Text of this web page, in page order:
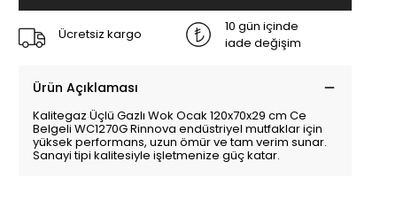
Ücretsiz kargo
10 gün içinde
iade değişim
Ürün Açıklaması
Kalitegaz Üçlü Gazlı Wok Ocak 120x70x29 cm Ce
Belgeli WC1270G Rinnova endüstriyel mutfaklar için
yüksek performans, uzun ömür ve tam verim sunar.
Sanayi tipi kalitesiyle işletmenize güç katar.